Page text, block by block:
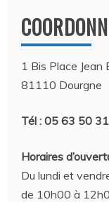
1 Bis Place Jean
81110 Dourgne
Tél : 05 63 50
Horaires
Du lundi et
de 10h00 à